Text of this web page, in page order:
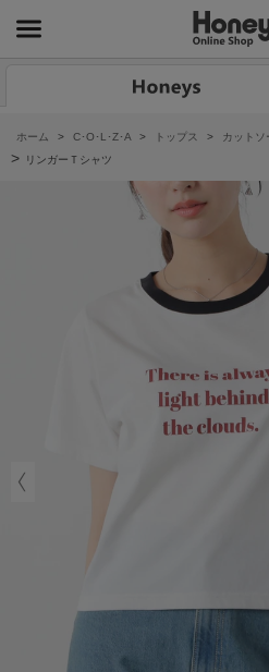
ホーム > C･O･L･Z･A > トップス > カットソ
> リンガーＴシャツ